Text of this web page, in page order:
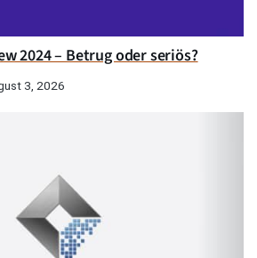
2024 – Betrug oder seriös?
3, 2026